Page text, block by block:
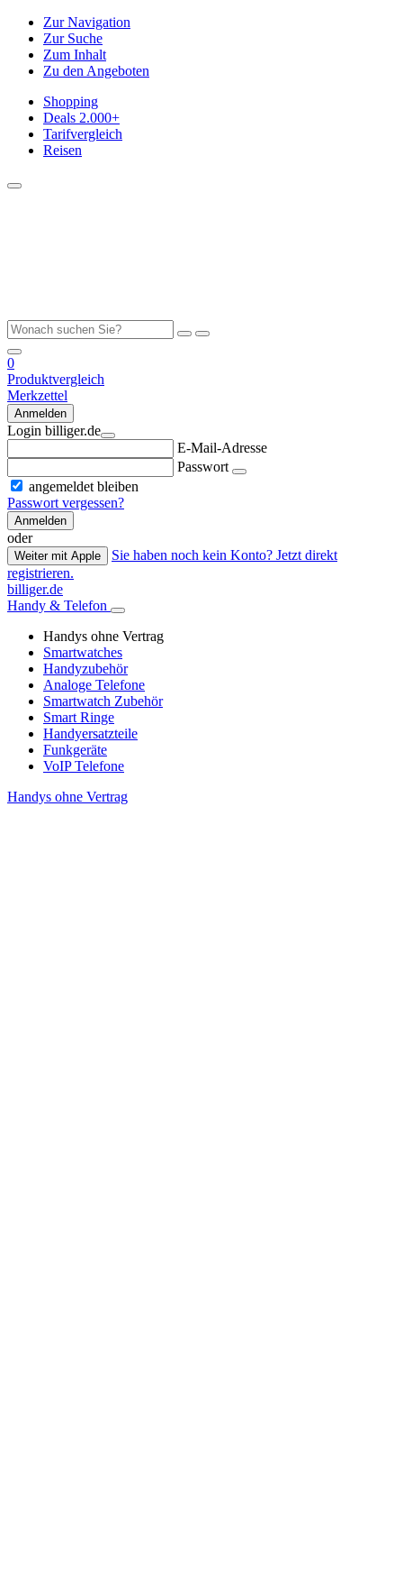
Zur Navigation
Zur Suche
Zum Inhalt
Zu den Angeboten
Shopping
Deals 2.000+
Tarifvergleich
Reisen
0
Produktvergleich
Merkzettel
Anmelden
Login billiger.de
E-Mail-Adresse
Passwort
angemeldet bleiben
Passwort vergessen?
Anmelden
oder
Weiter mit Apple
Sie haben noch kein Konto? Jetzt direkt
registrieren.
billiger.de
Handy & Telefon
Handys ohne Vertrag
Smartwatches
Handyzubehör
Analoge Telefone
Smartwatch Zubehör
Smart Ringe
Handyersatzteile
Funkgeräte
VoIP Telefone
Handys ohne Vertrag